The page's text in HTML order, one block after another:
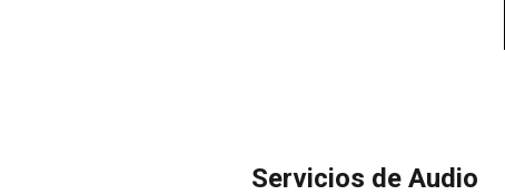
Servicios de Audio